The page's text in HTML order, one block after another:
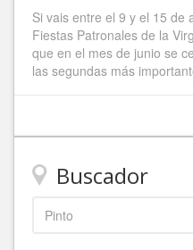
Si vais entre el 9 y el 15 de
Fiestas Patronales de la
que en el mes de junio se
las segundas más
Buscador